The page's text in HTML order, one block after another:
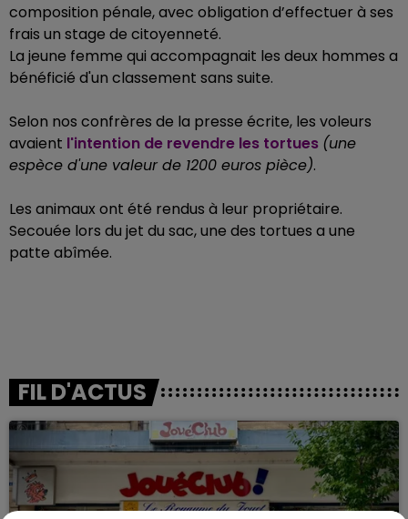
composition pénale, avec obligation d’effectuer à ses
frais un stage de citoyenneté.
La jeune femme qui accompagnait les deux hommes a
bénéficié d'un classement sans suite.
Selon nos confrères de la presse écrite, les voleurs
avaient l'intention de revendre les tortues (une
espèce d'une valeur de 1200 euros pièce).
Les animaux ont été rendus à leur propriétaire.
Secouée lors du jet du sac, une des tortues a une
patte abîmée.
FIL D'ACTUS